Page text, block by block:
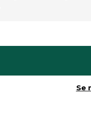
Se